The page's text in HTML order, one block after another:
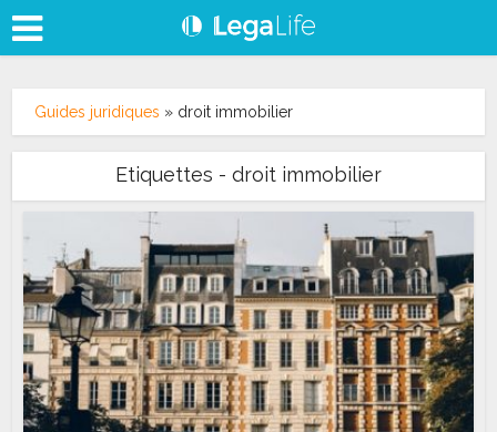
Guides juridiques » droit immobilier
Etiquettes - droit immobilier